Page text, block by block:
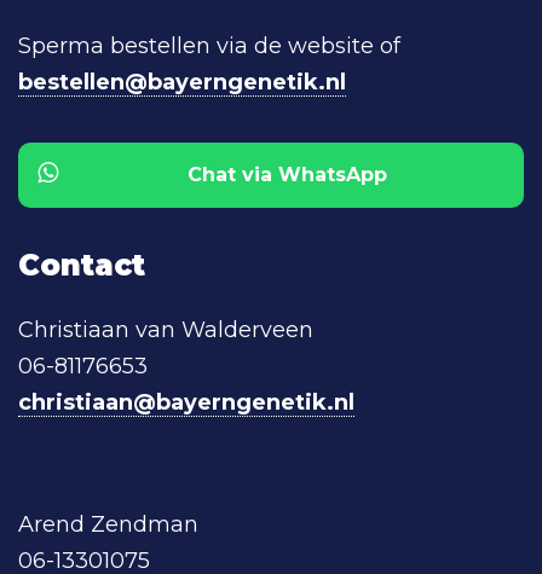
Sperma bestellen via de website of
bestellen@bayerngenetik.nl
Chat via WhatsApp
Contact
Christiaan van Walderveen
06-81176653
christiaan@bayerngenetik.nl
Arend Zendman
06-13301075